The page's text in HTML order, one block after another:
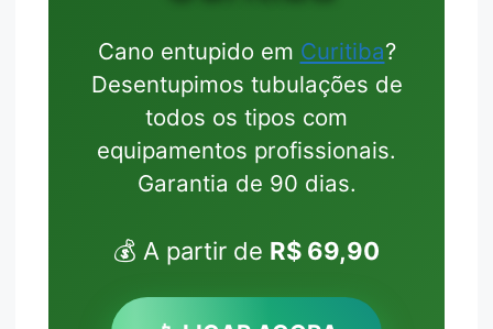
Cano entupido em Curitiba?
Desentupimos tubulações de
todos os tipos com
equipamentos profissionais.
Garantia de 90 dias.
💰 A partir de R$ 69,90